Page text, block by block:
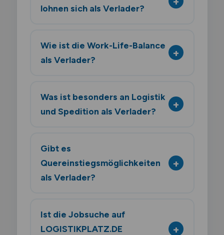
lohnen sich als Verlader?
Wie ist die Work-Life-Balance
als Verlader?
Was ist besonders an Logistik
und Spedition als Verlader?
Gibt es
Quereinstiegsmöglichkeiten
als Verlader?
Ist die Jobsuche auf
LOGISTIKPLATZ.DE